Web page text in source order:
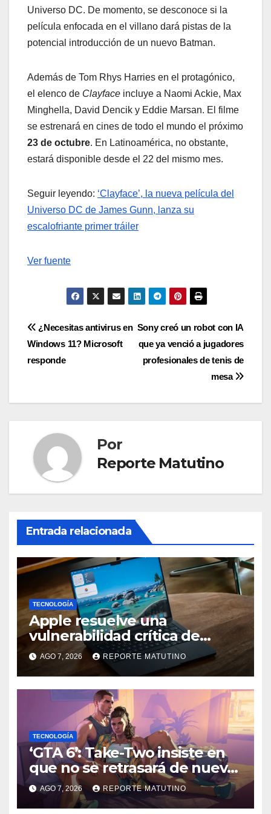
Universo DC. De momento, se desconoce si la
película enfocada en el villano dará pistas de la
potencial introducción de un nuevo Batman.
Además de Tom Rhys Harries en el protagónico,
el elenco de Clayface incluye a Naomi Ackie, Max
Minghella, David Dencik y Eddie Marsan. El filme
se estrenará en cines de todo el mundo el próximo
23 de octubre. En Latinoamérica, no obstante,
estará disponible desde el 22 del mismo mes.
Seguir leyendo: ‘Clayface’, la nueva película del
Universo DC de James Gunn, lanza su
escalofriante primer tráiler
Ver fuente
Navegación
de
Sony creó un robot con IA
que ya venció a jugadores
profesionales de tenis de
mesa
¿Necesitas antivirus en
Windows 11? Microsoft
responde
Por
Reporte Matutino
Entrada relacionada
TECNOLOGÍA
Apple resuelve una
vulnerabilidad crítica de
macOS: actualiza tu Mac
ahora
AGO 7, 2026 REPORTE MATUTINO
TECNOLOGÍA
‘GTA 6’: Take-Two insiste en
que no se retrasará de nuevo
y quiere que tú también
confíes
AGO 7, 2026 REPORTE MATUTINO